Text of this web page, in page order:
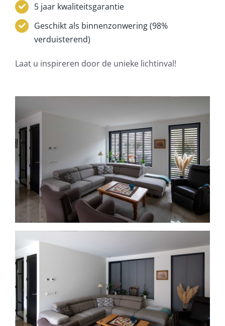
5 jaar kwaliteitsgarantie
Geschikt als binnenzonwering (98%
verduisterend)
Laat u inspireren door de unieke lichtinval!